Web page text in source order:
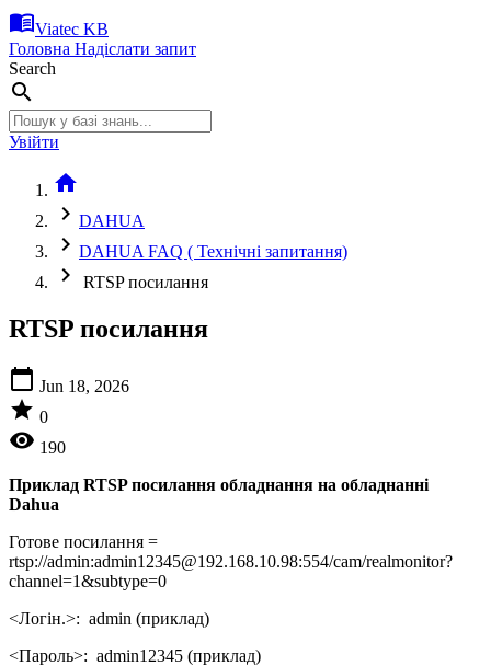
menu_bookViatec KB
Головна Надіслати запит
Search
search
Увійти
home
chevron_right DAHUA
chevron_right DAHUA FAQ ( Технічні запитання)
chevron_right RTSP посилання
RTSP посилання
calendar_today Jun 18, 2026
star 0
visibility 190
Приклад RTSP посилання обладнання на обладнанні
Dahua
Готове посилання =
rtsp://admin:admin12345@192.168.10.98:554/cam/realmonitor?
channel=1&subtype=0
<Логін.>: admin (приклад)
<Пароль>: admin12345 (приклад)